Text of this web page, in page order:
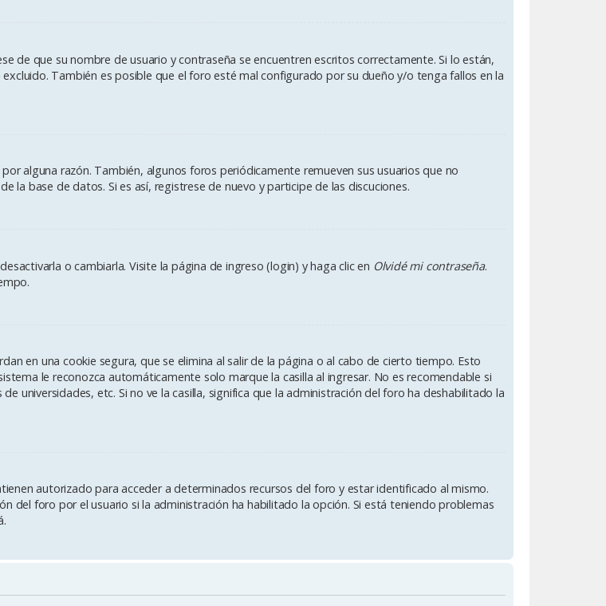
de que su nombre de usuario y contraseña se encuentren escritos correctamente. Si lo están,
También es posible que el foro esté mal configurado por su dueño y/o tenga fallos en la
alguna razón. También, algunos foros periódicamente remueven sus usuarios que no
base de datos. Si es así, registrese de nuevo y participe de las discuciones.
o cambiarla. Visite la página de ingreso (login) y haga clic en Olvidé mi contraseña.
en una cookie segura, que se elimina al salir de la página o al cabo de cierto tiempo. Esto
le reconozca automáticamente solo marque la casilla al ingresar. No es recomendable si
universidades, etc. Si no ve la casilla, significa que la administración del foro ha deshabilitado la
autorizado para acceder a determinados recursos del foro y estar identificado al mismo.
del foro por el usuario si la administración ha habilitado la opción. Si está teniendo problemas